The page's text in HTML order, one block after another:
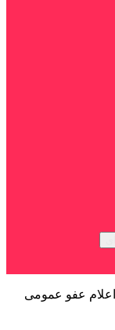
اعلام عفو عمومی